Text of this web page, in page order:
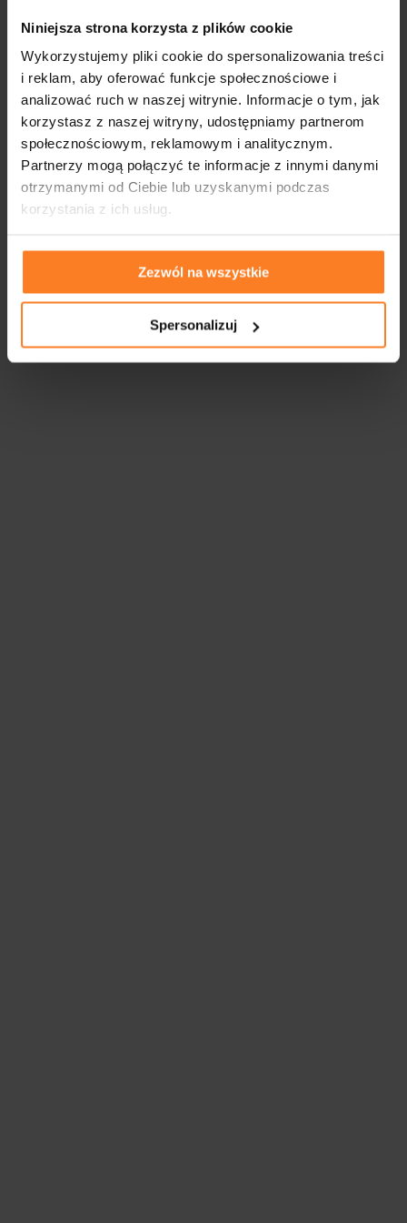
Niniejsza strona korzysta z plików cookie
Wykorzystujemy pliki cookie do spersonalizowania treści
i reklam, aby oferować funkcje społecznościowe i
analizować ruch w naszej witrynie. Informacje o tym, jak
korzystasz z naszej witryny, udostępniamy partnerom
społecznościowym, reklamowym i analitycznym.
Partnerzy mogą połączyć te informacje z innymi danymi
otrzymanymi od Ciebie lub uzyskanymi podczas
korzystania z ich usług.
Zezwól na wszystkie
Spersonalizuj
FIRMY WSPÓŁPRACUJĄCE